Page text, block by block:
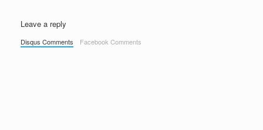
Leave a reply
Disqus Comments Facebook Comments